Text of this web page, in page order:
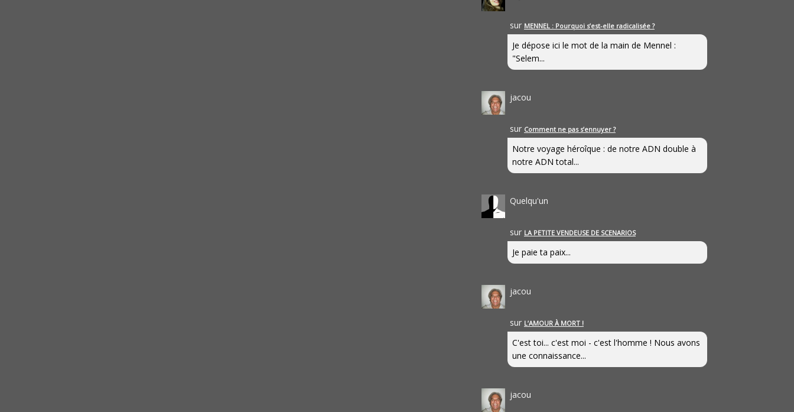
sur MENNEL : Pourquoi s’est-elle radicalisée ?
Je dépose ici le mot de la main de Mennel :
"Selem...
jacou
sur Comment ne pas s’ennuyer ?
Notre voyage héroîque : de notre ADN double à
notre ADN total...
Quelqu'un
sur LA PETITE VENDEUSE DE SCENARIOS
Je paie ta paix...
jacou
sur L’AMOUR À MORT !
C'est toi... c'est moi - c'est l'homme ! Nous avons
une connaissance...
jacou